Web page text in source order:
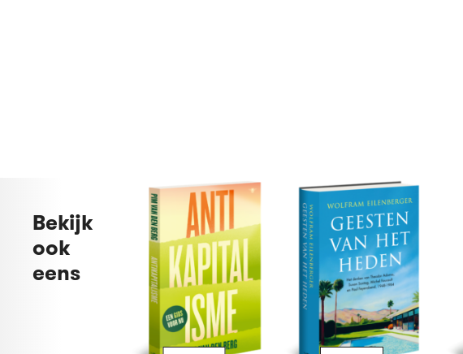
Bekijk
ook
eens